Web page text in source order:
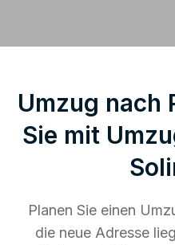
Umzug nach
Sie mit
Planen Sie einen
die neue Adresse